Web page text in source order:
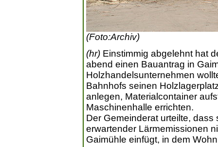
(Foto:Archiv)
(hr) Einstimmig abgelehnt hat
abend einen Bauantrag in
Holzhandelsunternehmen
Bahnhofs seinen
anlegen, Materialcontainer
Maschinenhalle errichten.
Der Gemeinderat urteilte,
erwartender Lärmemissionen
Gaimühle einfügt, in dem